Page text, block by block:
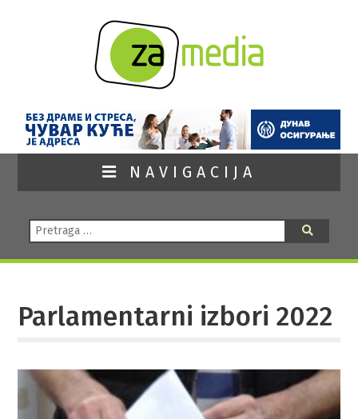
NAVIGACIJA
Pretraga:
Parlamentarni izbori 2022